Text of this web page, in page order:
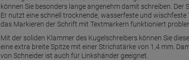
können Sie besonders lange angenehm damit schreiben.
Er nutzt eine schnell trocknende, wasserfeste und
das Markieren der Schrift mit Textmarkern funktioniert
Mit der soliden Klammer des Kugelschreibers können Sie
eine extra breite Spitze mit einer Strichstärke von 1,4 mm.
von Schneider ist auch für Linkshänder geeignet.